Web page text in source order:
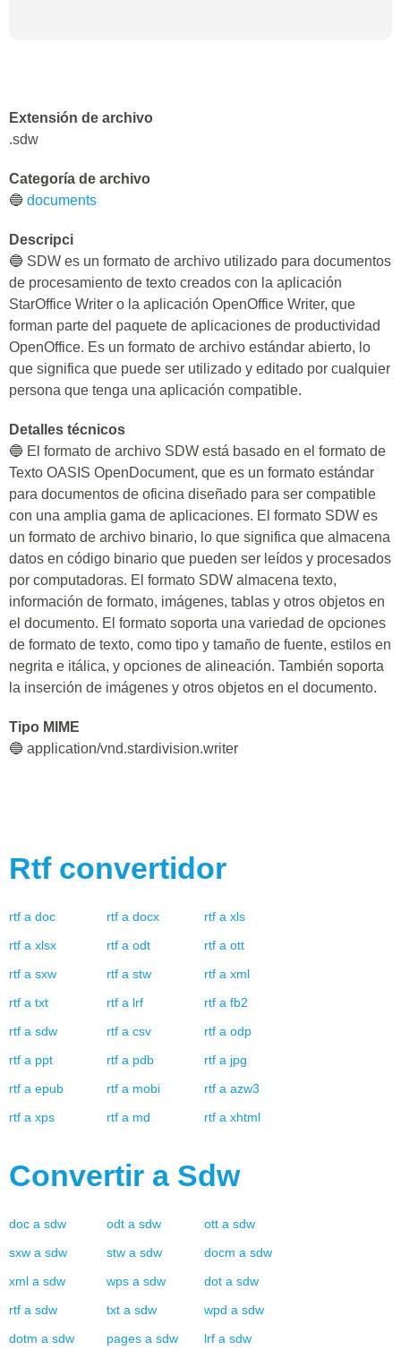
Extensión de archivo
.sdw
Categoría de archivo
🔵 documents
Descripci
🔵 SDW es un formato de archivo utilizado para documentos
de procesamiento de texto creados con la aplicación
StarOffice Writer o la aplicación OpenOffice Writer, que
forman parte del paquete de aplicaciones de productividad
OpenOffice. Es un formato de archivo estándar abierto, lo
que significa que puede ser utilizado y editado por cualquier
persona que tenga una aplicación compatible.
Detalles técnicos
🔵 El formato de archivo SDW está basado en el formato de
Texto OASIS OpenDocument, que es un formato estándar
para documentos de oficina diseñado para ser compatible
con una amplia gama de aplicaciones. El formato SDW es
un formato de archivo binario, lo que significa que almacena
datos en código binario que pueden ser leídos y procesados
por computadoras. El formato SDW almacena texto,
información de formato, imágenes, tablas y otros objetos en
el documento. El formato soporta una variedad de opciones
de formato de texto, como tipo y tamaño de fuente, estilos en
negrita e itálica, y opciones de alineación. También soporta
la inserción de imágenes y otros objetos en el documento.
Tipo MIME
🔵 application/vnd.stardivision.writer
Rtf convertidor
rtf a doc rtf a docx rtf a xls
rtf a xlsx rtf a odt rtf a ott
rtf a sxw rtf a stw rtf a xml
rtf a txt rtf a lrf rtf a fb2
rtf a sdw rtf a csv rtf a odp
rtf a ppt rtf a pdb rtf a jpg
rtf a epub rtf a mobi rtf a azw3
rtf a xps rtf a md rtf a xhtml
Convertir a Sdw
doc a sdw odt a sdw ott a sdw
sxw a sdw stw a sdw docm a sdw
xml a sdw wps a sdw dot a sdw
rtf a sdw txt a sdw wpd a sdw
dotm a sdw pages a sdw lrf a sdw